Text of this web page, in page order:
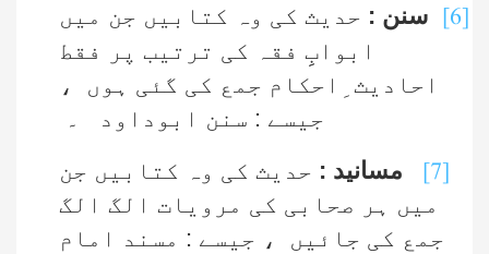
[6] سنن : حدیث کی وہ کتابیں جن میں
ابوابِِ فقہ کی ترتیب پر فقط
احادیث ِاحکام جمع کی گئی ہوں ،
جیسے : سنن ابوداود ۔
[7] مسانید : حدیث کی وہ کتابیں جن
میں ہر صحابی کی مرویات الگ الگ
جمع کی جائیں ، جیسے : مسند امام